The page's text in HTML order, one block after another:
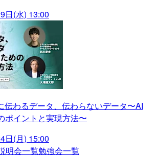
日(水) 13:00
伝わるデータ、伝わらないデータ〜AI
ポイントと実現方法〜
日(月) 15:00
明会一覧勉強会一覧